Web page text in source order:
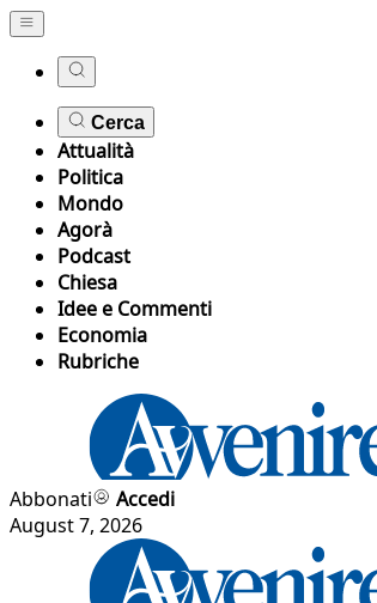
Cerca
Attualità
Politica
Mondo
Agorà
Podcast
Chiesa
Idee e Commenti
Economia
Rubriche
Abbonati
Accedi
August 7, 2026